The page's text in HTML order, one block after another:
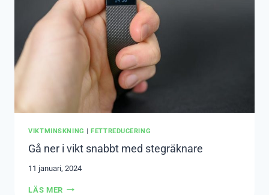
PÅ
MARKNADEN?
VIKTMINSKNING |FETTREDUCERING
Gå ner i vikt snabbt med stegräknare
11 januari, 2024
LÄS MERGÅ